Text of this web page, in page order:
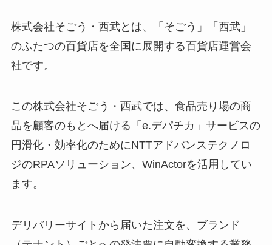
株式会社そごう・西武とは、「そごう」「西武」
のふたつの百貨店を全国に展開する百貨店運営会
社です。
この株式会社そごう・西武では、食品売り場の商
品を顧客のもとへ届ける「e.デパチカ」サービスの
円滑化・効率化のためにNTTアドバンステクノロ
ジのRPAソリューション、WinActorを活用してい
ます。
デリバリーサイトから届いた注文を、ブランド